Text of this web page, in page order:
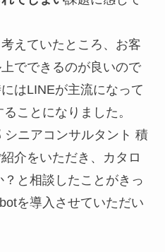
えていたところ、お客
でできるのが良いので
はLINEが主流になって
ことになりました。
ニアコンサルタント 積
介をいただき、カタロ
と相談したことがきっ
を導入させていただい